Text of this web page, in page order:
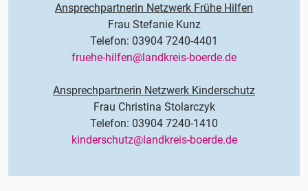
Ansprechpartnerin Netzwerk Frühe Hilfen
Frau Stefanie Kunz
Telefon: 03904 7240-4401
fruehe-hilfen@landkreis-boerde.de
Ansprechpartnerin Netzwerk Kinderschutz
Frau Christina Stolarczyk
Telefon: 03904 7240-1410
kinderschutz@landkreis-boerde.de